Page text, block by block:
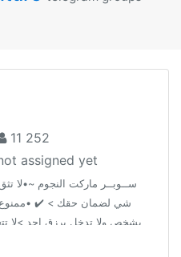
11 252
assigned yet
شي لضمان حقك > ✔️ •ممنوع
بشخص ولا تدخل برزق احد >لا